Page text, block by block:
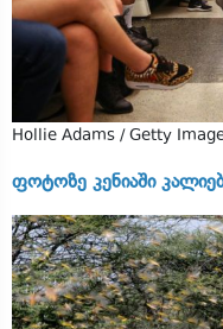
Hollie Adams / Getty
ფოტოზე კენიაში